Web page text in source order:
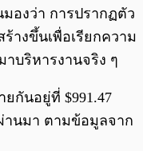
องว่า การปรากฏตัว
างขึ้นเพื่อเรียกความ
บริหารงานจริง ๆ
กันอยู่ที่ $991.47
านมา ตามข้อมูลจาก